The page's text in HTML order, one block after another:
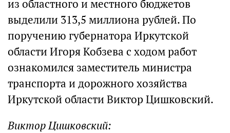
из областного и местного бюджетов
выделили 313,5 миллиона рублей. По
поручению губернатора Иркутской
области Игоря Кобзева с ходом работ
ознакомился заместитель министра
транспорта и дорожного хозяйства
Иркутской области Виктор Цишковский.
Виктор Цишковский: